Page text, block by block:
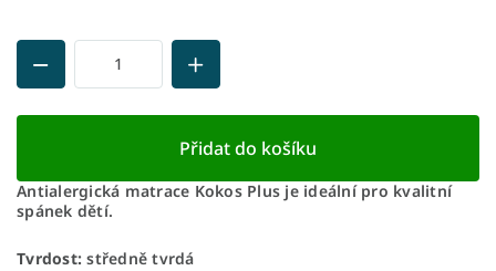
Přidat do košíku
Antialergická matrace Kokos Plus je ideální pro kvalitní
spánek dětí.
Tvrdost: středně tvrdá